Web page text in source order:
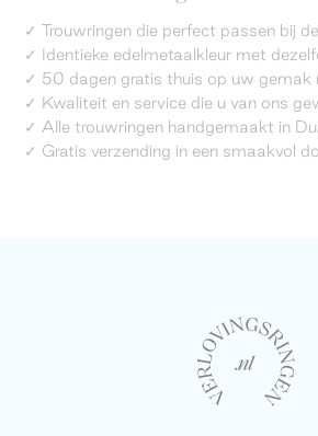
✓ Trouwringen die perfect passen bij
✓ Identieke edelmetaalkleur met
✓ 50 dagen gratis thuis op uw gemak
✓ Kwaliteit en service die u van ons
✓ Alle trouwringen handgemaakt in
✓ Gratis verzending in een smaakvol